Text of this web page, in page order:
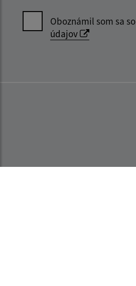
Oboznámil som sa so
údajov